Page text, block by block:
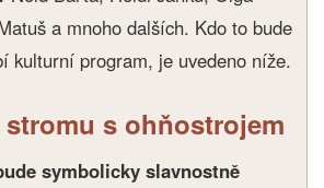
a mnoho dalších. Kdo to bude
kulturní program, je uvedeno níže.
s ohňostrojem
symbolicky slavnostně